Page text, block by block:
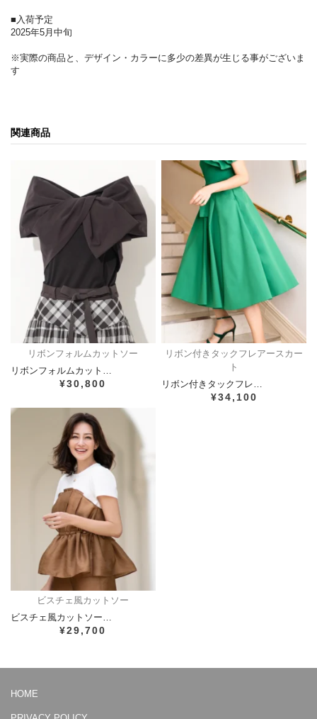
■入荷予定
2025年5月中旬
※実際の商品と、デザイン・カラーに多少の差異が生じる事がございま
す
関連商品
リボンフォルムカットソー
リボンフォルムカット…
¥30,800
リボン付きタックフレアースカー
ト
リボン付きタックフレ…
¥34,100
ビスチェ風カットソー
ビスチェ風カットソー…
¥29,700
HOME